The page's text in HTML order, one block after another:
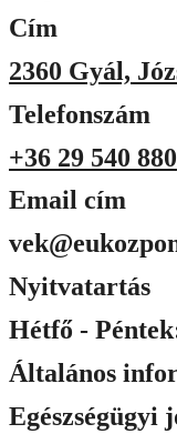
Cím
2360 Gyál,
Telefonszám
+36 29 540 880
Email cím
Nyitvatartás
Hétfő -
Általános
Egészségügyi